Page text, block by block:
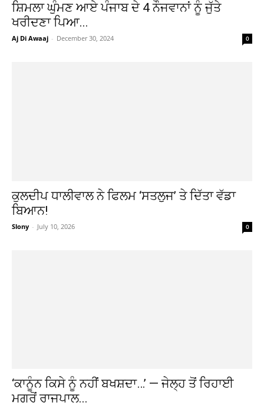
ਸ਼ਿਮਲਾ ਘੁੰਮਣ ਆਏ ਪੰਜਾਬ ਦੇ 4 ਨੌਜਵਾਨਾਂ ਨੂੰ ਜੁੱਤੇ
ਖਰੀਦਣਾ ਪਿਆ...
Aj Di Awaaj - December 30, 2024 0
ਕੁਲਦੀਪ ਧਾਲੀਵਾਲ ਨੇ ਫਿਲਮ ‘ਸਤਲੁਜ’ ਤੇ ਦਿੱਤਾ ਵੱਡਾ
ਬਿਆਨ!
Slony - July 10, 2026 0
‘ਕਾਨੂੰਨ ਕਿਸੇ ਨੂੰ ਨਹੀਂ ਬਖਸ਼ਦਾ…’ — ਜੇਲ੍ਹ ਤੋਂ ਰਿਹਾਈ
ਮਗਰੋਂ ਰਾਜਪਾਲ...